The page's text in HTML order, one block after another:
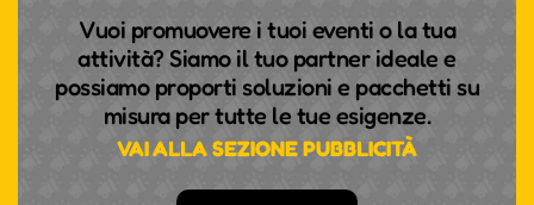
Vuoi promuovere i tuoi eventi o la tua
attività? Siamo il tuo partner ideale e
possiamo proporti soluzioni e pacchetti su
misura per tutte le tue esigenze.
VAI ALLA SEZIONE PUBBLICITÀ